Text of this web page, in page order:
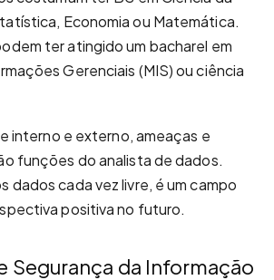
Economia ou Matemática.
ter atingido um bacharel em
Gerenciais (MIS) ou ciência
interno e externo, ameaças e
funções do analista de dados.
dados cada vez livre, é um campo
positiva no futuro.
Segurança da Informação